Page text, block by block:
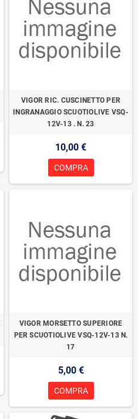
VIGOR RIC. CUSCINETTO PER
INGRANAGGIO SCUOTIOLIVE VSQ-
12V-13 . N. 23
10,00 €
COMPRA
VIGOR MORSETTO SUPERIORE
PER SCUOTIOLIVE VSQ-12V-13 N.
17
5,00 €
COMPRA